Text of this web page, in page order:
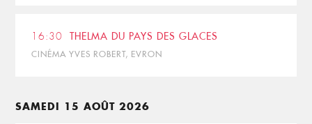
16:30 THELMA DU PAYS DES GLACES
CINÉMA YVES ROBERT, EVRON
SAMEDI 15 AOÛT 2026